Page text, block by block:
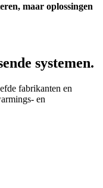
maar oplossingen
systemen.
fabrikanten en
en